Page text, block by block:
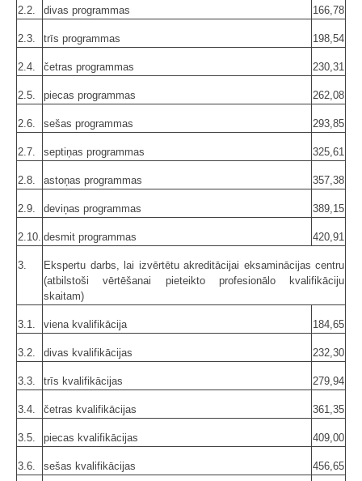
2.2. divas programmas 166,78
2.3. trīs programmas 198,54
2.4. četras programmas 230,31
2.5. piecas programmas 262,08
2.6. sešas programmas 293,85
2.7. septiņas programmas 325,61
2.8. astoņas programmas 357,38
2.9. deviņas programmas 389,15
2.10. desmit programmas 420,91
3.
Ekspertu darbs, lai izvērtētu akreditācijai eksa­minācijas centru
(atbilstoši vērtēšanai pieteikto profesionālo kvalifikāciju
skaitam)
3.1. viena kvalifikācija 184,65
3.2. divas kvalifikācijas 232,30
3.3. trīs kvalifikācijas 279,94
3.4. četras kvalifikācijas 361,35
3.5. piecas kvalifikācijas 409,00
3.6. sešas kvalifikācijas 456,65